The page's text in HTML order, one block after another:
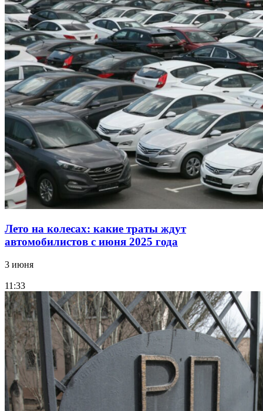
Лето на колесах: какие траты ждут
автомобилистов с июня 2025 года
3 июня
11:33